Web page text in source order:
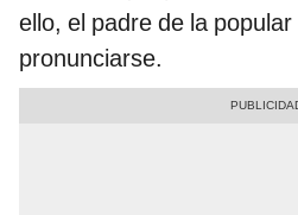
ello, el padre de la popular
pronunciarse.